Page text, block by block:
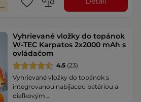
Výmena veľkosti zadarmo
Vyhrievané vložky do topánok
W-TEC Karpatos 2x2000 mAh s
ovládačom
4.5 (23)
Vyhrievané vložky do topánok s
integrovanou nabíjacou batériou a
diaľkovým …